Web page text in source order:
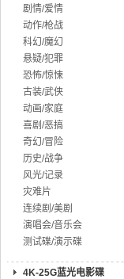
剧情/爱情
动作/枪战
科幻/魔幻
悬疑/犯罪
恐怖/惊悚
古装/武侠
动画/家庭
喜剧/恶搞
奇幻/冒险
历史/战争
风光/记录
灾难片
连续剧/美剧
演唱会/音乐会
测试碟/演示碟
4K-25G蓝光电影碟